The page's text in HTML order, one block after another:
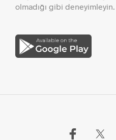
olmadığı gibi deneyimleyin.